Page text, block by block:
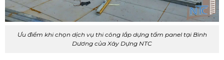
Ưu điểm khi chọn dịch vụ thi công lắp dựng tấm panel tại Bình
Dương của Xây Dựng NTC